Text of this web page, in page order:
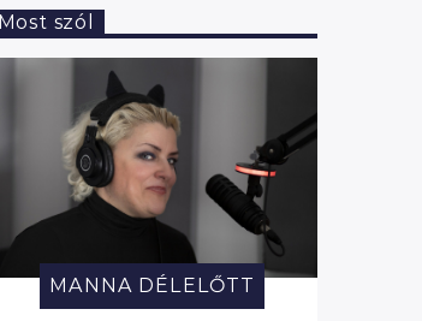
Most szól
MANNA DÉLELŐTT